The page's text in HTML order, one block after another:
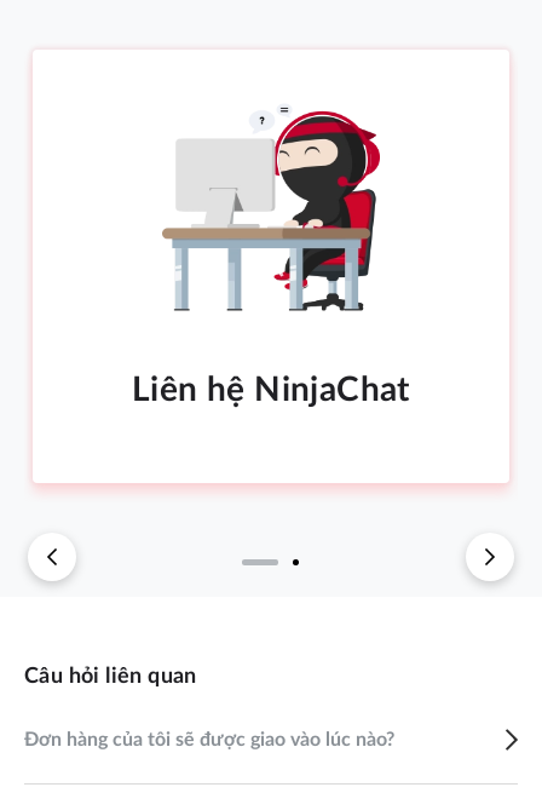
Câu hỏi liên quan
Đơn hàng của tôi sẽ được giao vào lúc nào?
Liên hệ NinjaChat